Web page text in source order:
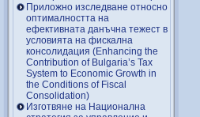
Приложно изследване относно
оптималността на
ефективната данъчна тежест в
условията на фискална
консолидация (Enhancing the
Contribution of Bulgaria’s Tax
System to Economic Growth in
the Conditions of Fiscal
Consolidation)
Изготвяне на Национална